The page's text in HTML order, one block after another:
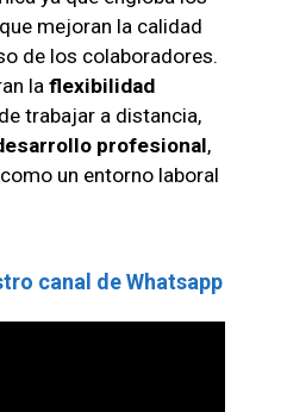
mejoran la calidad
de los colaboradores.
la flexibilidad
trabajar a distancia,
profesional,
un entorno laboral
canal de Whatsapp